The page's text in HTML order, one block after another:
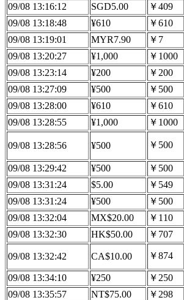
09/08 13:16:12
SGD5.00 ￥409
09/08 13:18:48
¥610 ￥610
09/08 13:19:01
MYR7.90 ￥7
09/08 13:20:27
¥1,000 ￥1000
09/08 13:23:14
¥200 ￥200
09/08 13:27:09 ¥500 ￥500
09/08 13:28:00
¥610 ￥610
09/08 13:28:55
¥1,000 ￥1000
09/08 13:28:56 ¥500 ￥500
09/08 13:29:42 ¥500 ￥500
09/08 13:31:24
$5.00 ￥549
09/08 13:31:24
¥500 ￥500
09/08 13:32:04
MX$20.00 ￥110
09/08 13:32:30
HK$50.00 ￥707
09/08 13:32:42 CA$10.00 ￥874
09/08 13:34:10
¥250 ￥250
09/08 13:35:57
NT$75.00 ￥298